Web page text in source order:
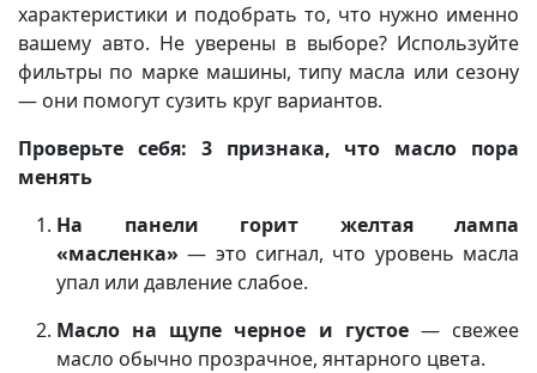
характеристики и подобрать то, что нужно именно
вашему авто. Не уверены в выборе? Используйте
фильтры по марке машины, типу масла или сезону
— они помогут сузить круг вариантов.
Проверьте себя: 3 признака, что масло пора
менять
На панели горит желтая лампа
«масленка» — это сигнал, что уровень масла
упал или давление слабое.
Масло на щупе черное и густое— свежее
масло обычно прозрачное, янтарного цвета.